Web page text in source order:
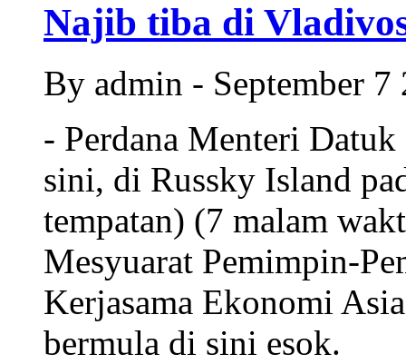
Najib tiba di
By admin - September
- Perdana Menteri
sini, di Russky Island
tempatan) (7 malam
Mesyuarat Pemimpin-
Kerjasama Ekonomi
bermula di sini esok.